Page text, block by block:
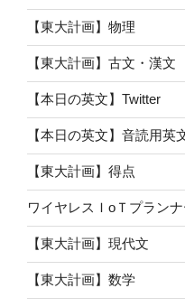
【東大計画】物理
【東大計画】古文・漢文
【本日の英文】Twitter
【本日の英文】音読用英
【東大計画】得点
ワイヤレスＩoＴプラン
【東大計画】現代文
【東大計画】数学